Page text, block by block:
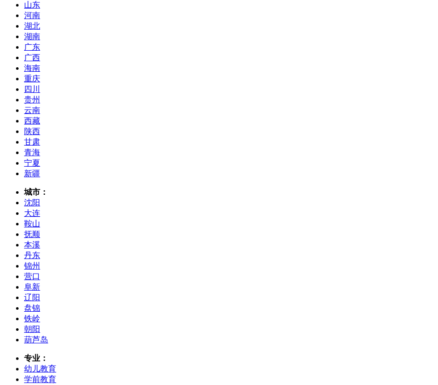
山东
河南
湖北
湖南
广东
广西
海南
重庆
四川
贵州
云南
西藏
陕西
甘肃
青海
宁夏
新疆
城市：
沈阳
大连
鞍山
抚顺
本溪
丹东
锦州
营口
阜新
辽阳
盘锦
铁岭
朝阳
葫芦岛
专业：
幼儿教育
学前教育